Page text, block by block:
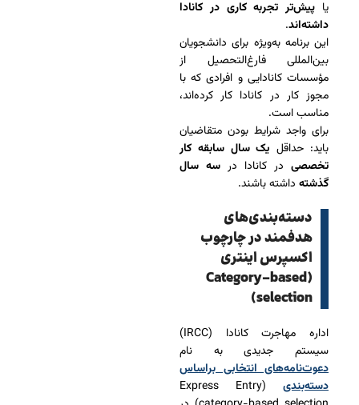
یا پیش‌تر تجربه کاری در کانادا
داشته‌اند.
این برنامه به‌ویژه برای دانشجویان
بین‌المللی فارغ‌التحصیل از
مؤسسات کانادایی و افرادی که با
مجوز کار در کانادا کار کرده‌اند،
مناسب است.
برای واجد شرایط بودن متقاضیان
باید: حداقلیک سال سابقه کار
تخصصی در کانادا در سه سال
گذشته داشته باشند.
دسته‌بندی‌های
هدفمند در چارچوب
اکسپرس اینتری
(Category-based
selection)
اداره مهاجرت کانادا (IRCC)
سیستم جدیدی به نام
دعوت‌نامه‌های انتخابی براساس
دسته‌بندی
(Express Entry